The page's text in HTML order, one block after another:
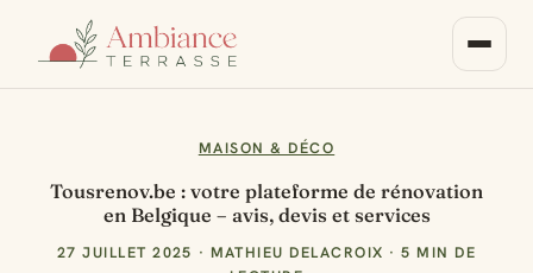
MAISON & DÉCO
Tousrenov.be : votre plateforme de rénovation
en Belgique – avis, devis et services
27 JUILLET 2025 · MATHIEU DELACROIX · 5 MIN DE